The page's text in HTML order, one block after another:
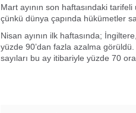
Mart ayının son haftasındaki tarifeli
çünkü dünya çapında hükümetler
Nisan ayının ilk haftasında;
yüzde 90’dan fazla azalma görüldü.
sayıları bu ay itibariyle yüzde 70